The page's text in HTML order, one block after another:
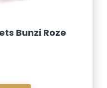
Bunzi Roze